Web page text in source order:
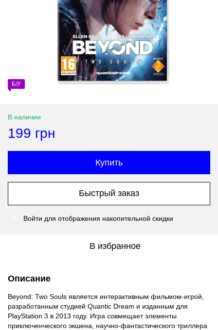
Б/У
В наличии
199 грн
Купить
Быстрый заказ
Войти для отображения накопительной скидки
В избранное
Описание
Beyond: Two Souls является интерактивным фильмом-игрой,
разработанным студией Quantic Dream и изданным для
PlayStation 3 в 2013 году. Игра совмещает элементы
приключенческого экшена, научно-фантастического триллера